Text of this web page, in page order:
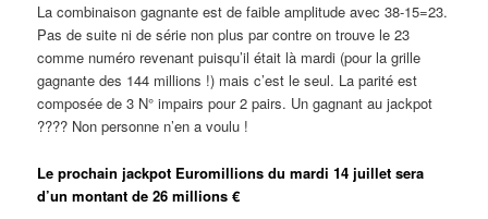
La combinaison gagnante est de faible amplitude avec 38-15=23.
Pas de suite ni de série non plus par contre on trouve le 23
comme numéro revenant puisqu’il était là mardi (pour la grille
gagnante des 144 millions !) mais c’est le seul. La parité est
composée de 3 N° impairs pour 2 pairs. Un gagnant au jackpot
???? Non personne n’en a voulu !
Le prochain jackpot Euromillions du mardi 14 juillet sera
d’un montant de 26 millions €